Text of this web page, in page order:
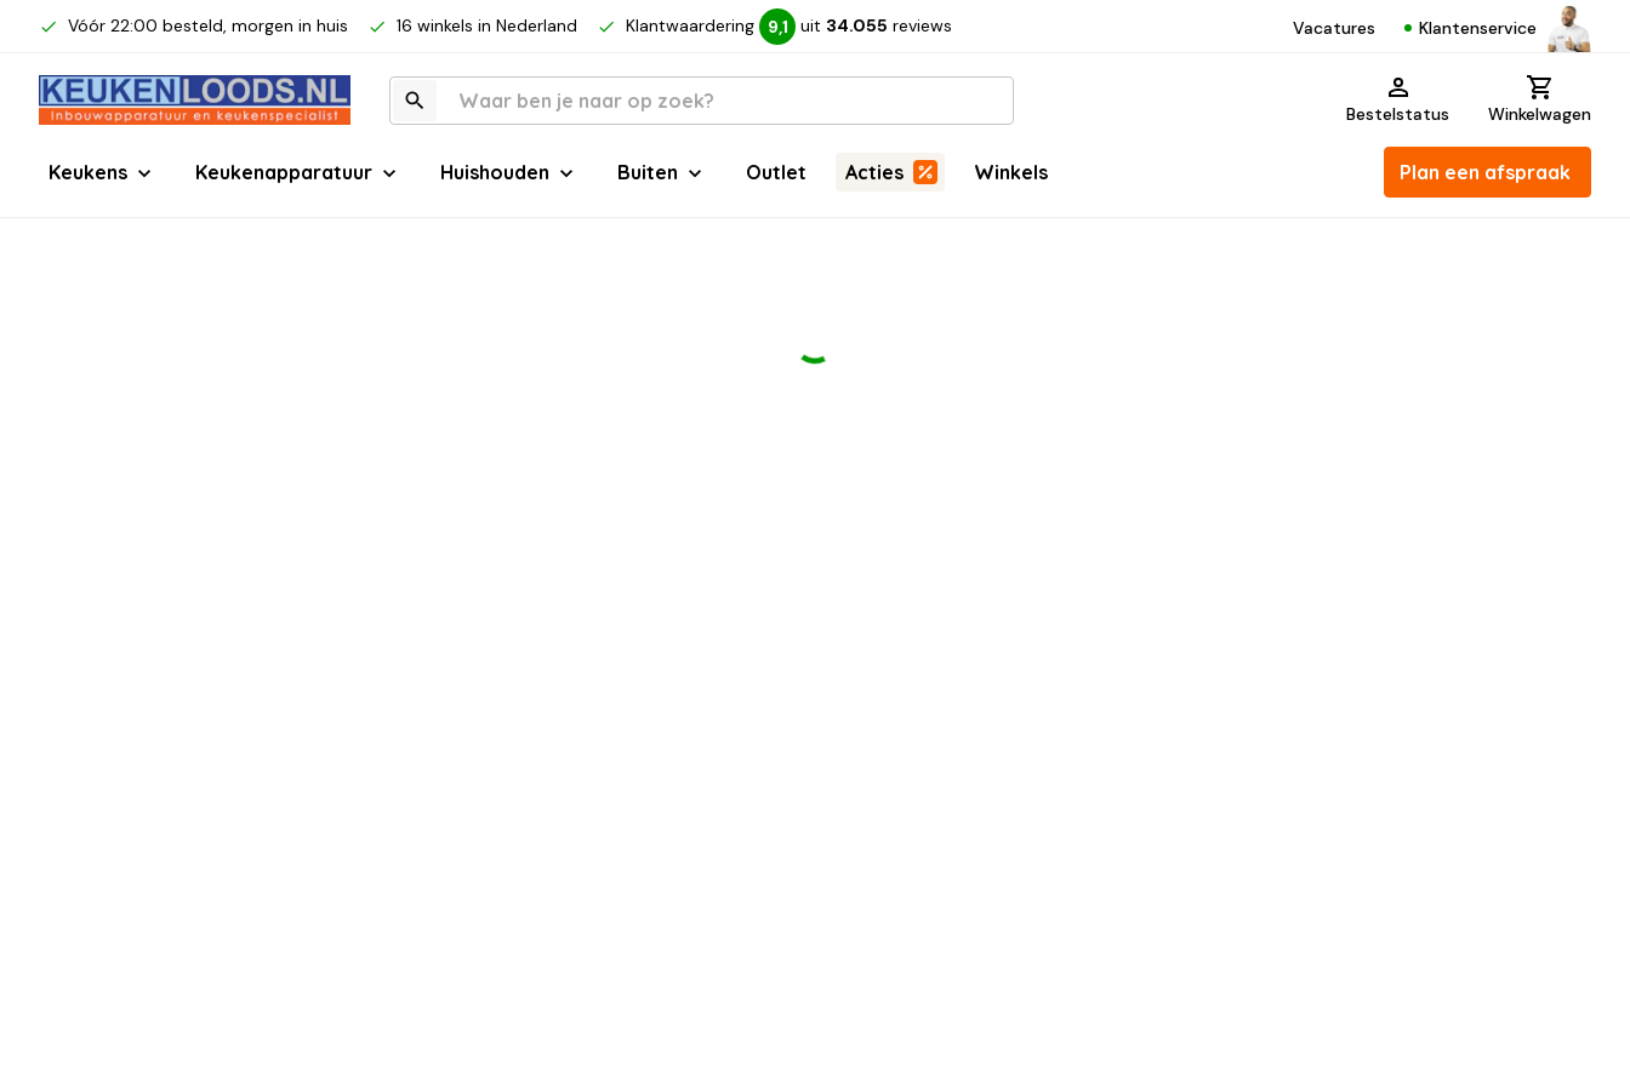
Vóór 22:00 besteld, morgen in huis 16 winkels in Nederland Klantwaardering 9,1 uit 34.055 reviews Vacatures Klantenservice
Bestelstatus Winkelwagen
Keukens Keukenapparatuur Huishouden Buiten Outlet Acties Winkels Plan een afspraak